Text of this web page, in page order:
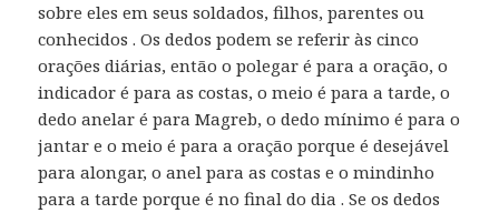
sobre eles em seus soldados, filhos, parentes ou
conhecidos . Os dedos podem se referir às cinco
orações diárias, então o polegar é para a oração, o
indicador é para as costas, o meio é para a tarde, o
dedo anelar é para Magreb, o dedo mínimo é para o
jantar e o meio é para a oração porque é desejável
para alongar, o anel para as costas e o mindinho
para a tarde porque é no final do dia . Se os dedos